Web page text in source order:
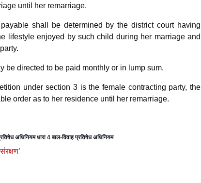
until her remarriage.
shall be determined by the district court having
lifestyle enjoyed by such child during her marriage and
be directed to be paid monthly or in lump sum.
under section 3 is the female contracting party, the
order as to her residence until her remarriage.
अधिनियम धारा 4 बाल-विवाह प्रतिषेध अधिनियम